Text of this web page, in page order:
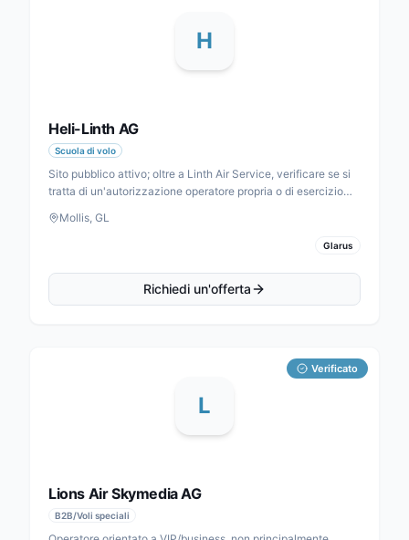
H
Heli-Linth AG
Scuola di volo
Sito pubblico attivo; oltre a Linth Air Service, verificare se si
tratta di un'autorizzazione operatore propria o di esercizio
Mollis, GL
Glarus
Richiedi un'offerta
L
Verificato
Lions Air Skymedia AG
B2B/Voli speciali